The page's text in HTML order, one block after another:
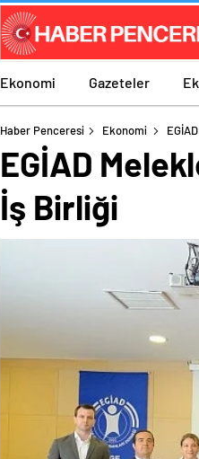
Ekonomi Gazeteler
Haber Penceresi Ekonomi
EGİAD
İş Birliği